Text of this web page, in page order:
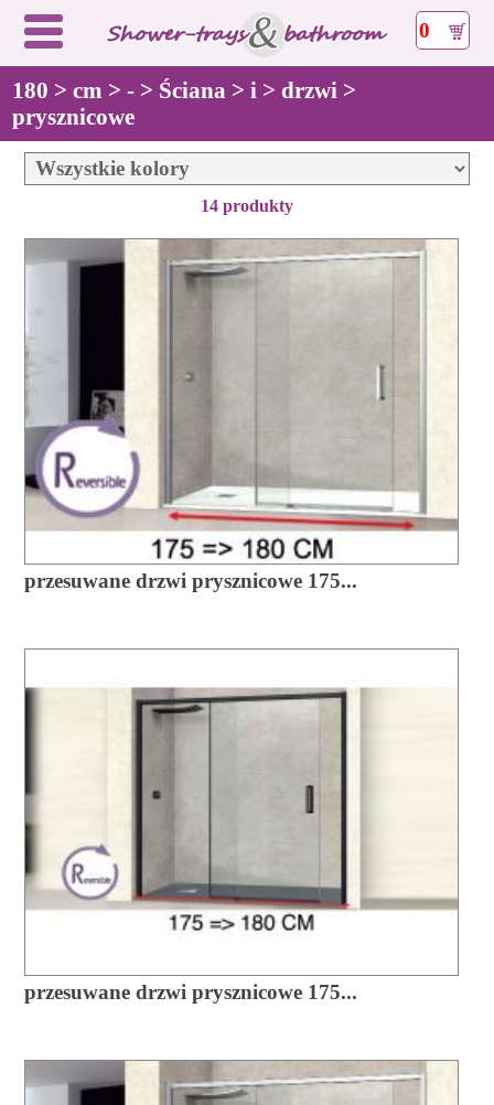
0
180 > cm > - > Ściana > i > drzwi >
prysznicowe
14 produkty
przesuwane drzwi prysznicowe 175...
przesuwane drzwi prysznicowe 175...